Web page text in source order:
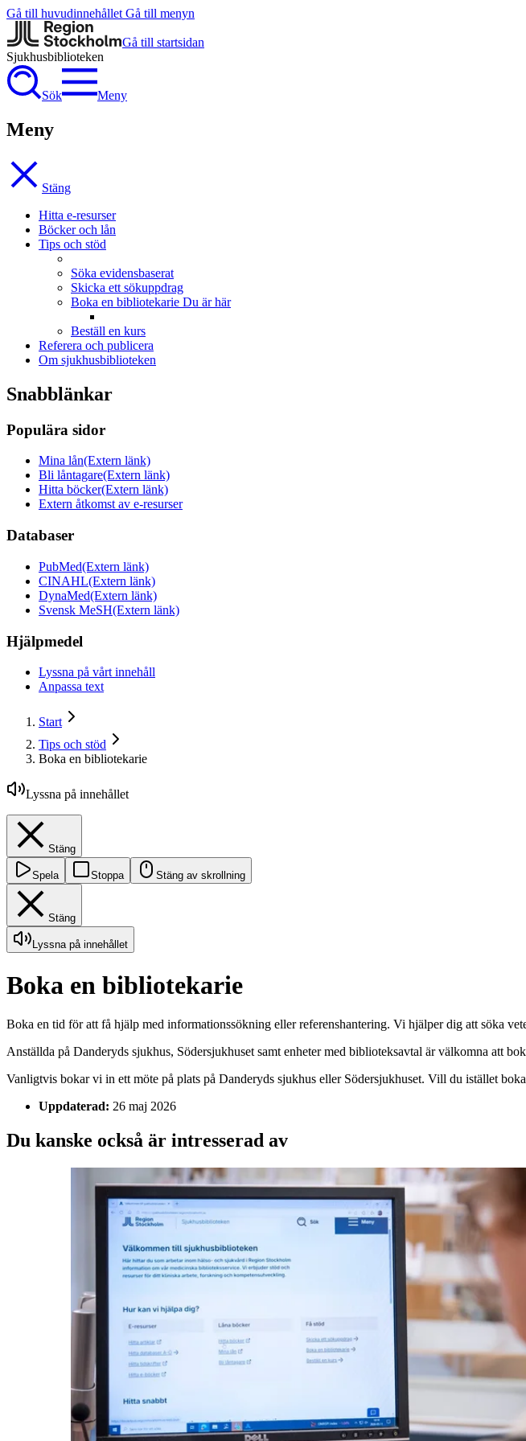
Gå till huvudinnehållet Gå till menyn
Gå till startsidan
Sjukhus­biblioteken
Sök Meny
Meny
Stäng
Hitta e-resurser
Böcker och lån
Tips och stöd
Söka evidensbaserat
Skicka ett sökuppdrag
Boka en bibliotekarie Du är här
Beställ en kurs
Referera och publicera
Om sjukhusbiblioteken
Snabblänkar
Populära sidor
Mina lån(Extern länk)
Bli låntagare(Extern länk)
Hitta böcker(Extern länk)
Extern åtkomst av e-resurser
Databaser
PubMed(Extern länk)
CINAHL(Extern länk)
DynaMed(Extern länk)
Svensk MeSH(Extern länk)
Hjälpmedel
Lyssna på vårt innehåll
Anpassa text
Start
Tips och stöd
Boka en bibliotekarie
Lyssna på innehållet
Stäng
Spela Stoppa Stäng av skrollning
Stäng
Lyssna på innehållet
Boka en bibliotekarie
Boka en tid för att få hjälp med informationssökning eller referenshantering. Vi hjälper dig att söka
Anställda på Danderyds sjukhus, Södersjukhuset samt enheter med biblioteksavtal är välkomna att
Vanligtvis bokar vi in ett möte på plats på Danderyds sjukhus eller Södersjukhuset. Vill du istället
Uppdaterad: 26 maj 2026
Du kanske också är intresserad av